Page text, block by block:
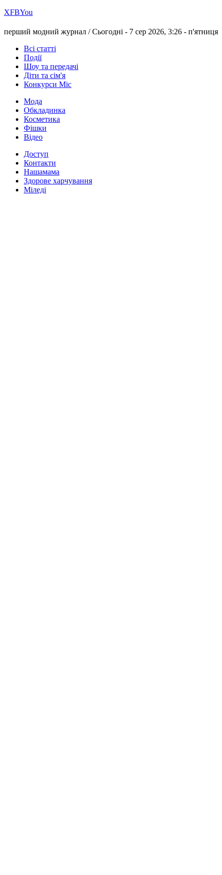
ХFBYou
перший модний журнал /Сьогодні - 7 сер 2026, 3:26 - п'ятниця
Всі статті
Події
Шоу та передачі
Діти та сім'я
Конкурси Міс
Мода
Обкладинка
Косметика
Фішки
Відео
Доступ
Контакти
Нашамама
Здорове харчування
Міледі